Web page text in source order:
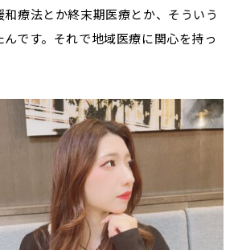
療法とか終末期医療とか、そういう
です。それで地域医療に関心を持っ